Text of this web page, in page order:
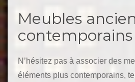
Meubles
contemporains
N’hésitez pas à associer des
éléments plus contemporains,